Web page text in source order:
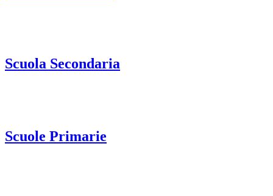
Scuola Secondaria
Scuole Primarie